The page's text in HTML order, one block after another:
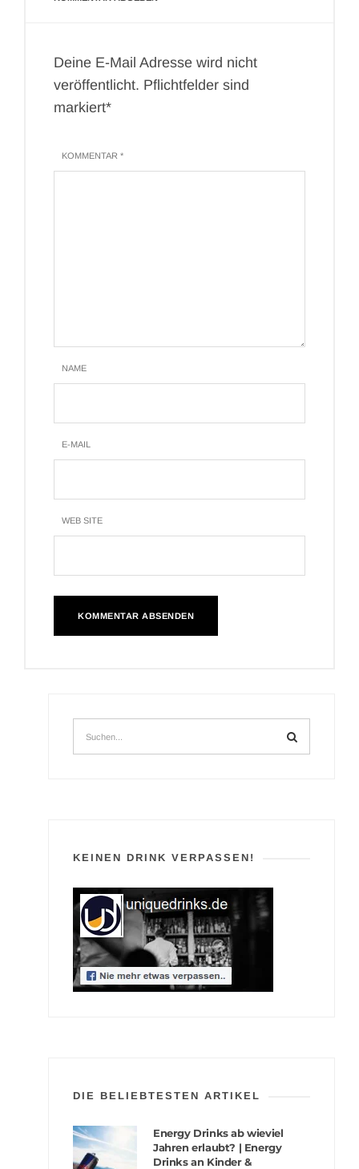
Deine E-Mail Adresse wird nicht
veröffentlicht. Pflichtfelder sind
markiert*
KOMMENTAR *
NAME
E-MAIL
WEB SITE
KEINEN DRINK VERPASSEN!
DIE BELIEBTESTEN ARTIKEL
Energy Drinks ab wieviel
Jahren erlaubt? | Energy
Drinks an Kinder &